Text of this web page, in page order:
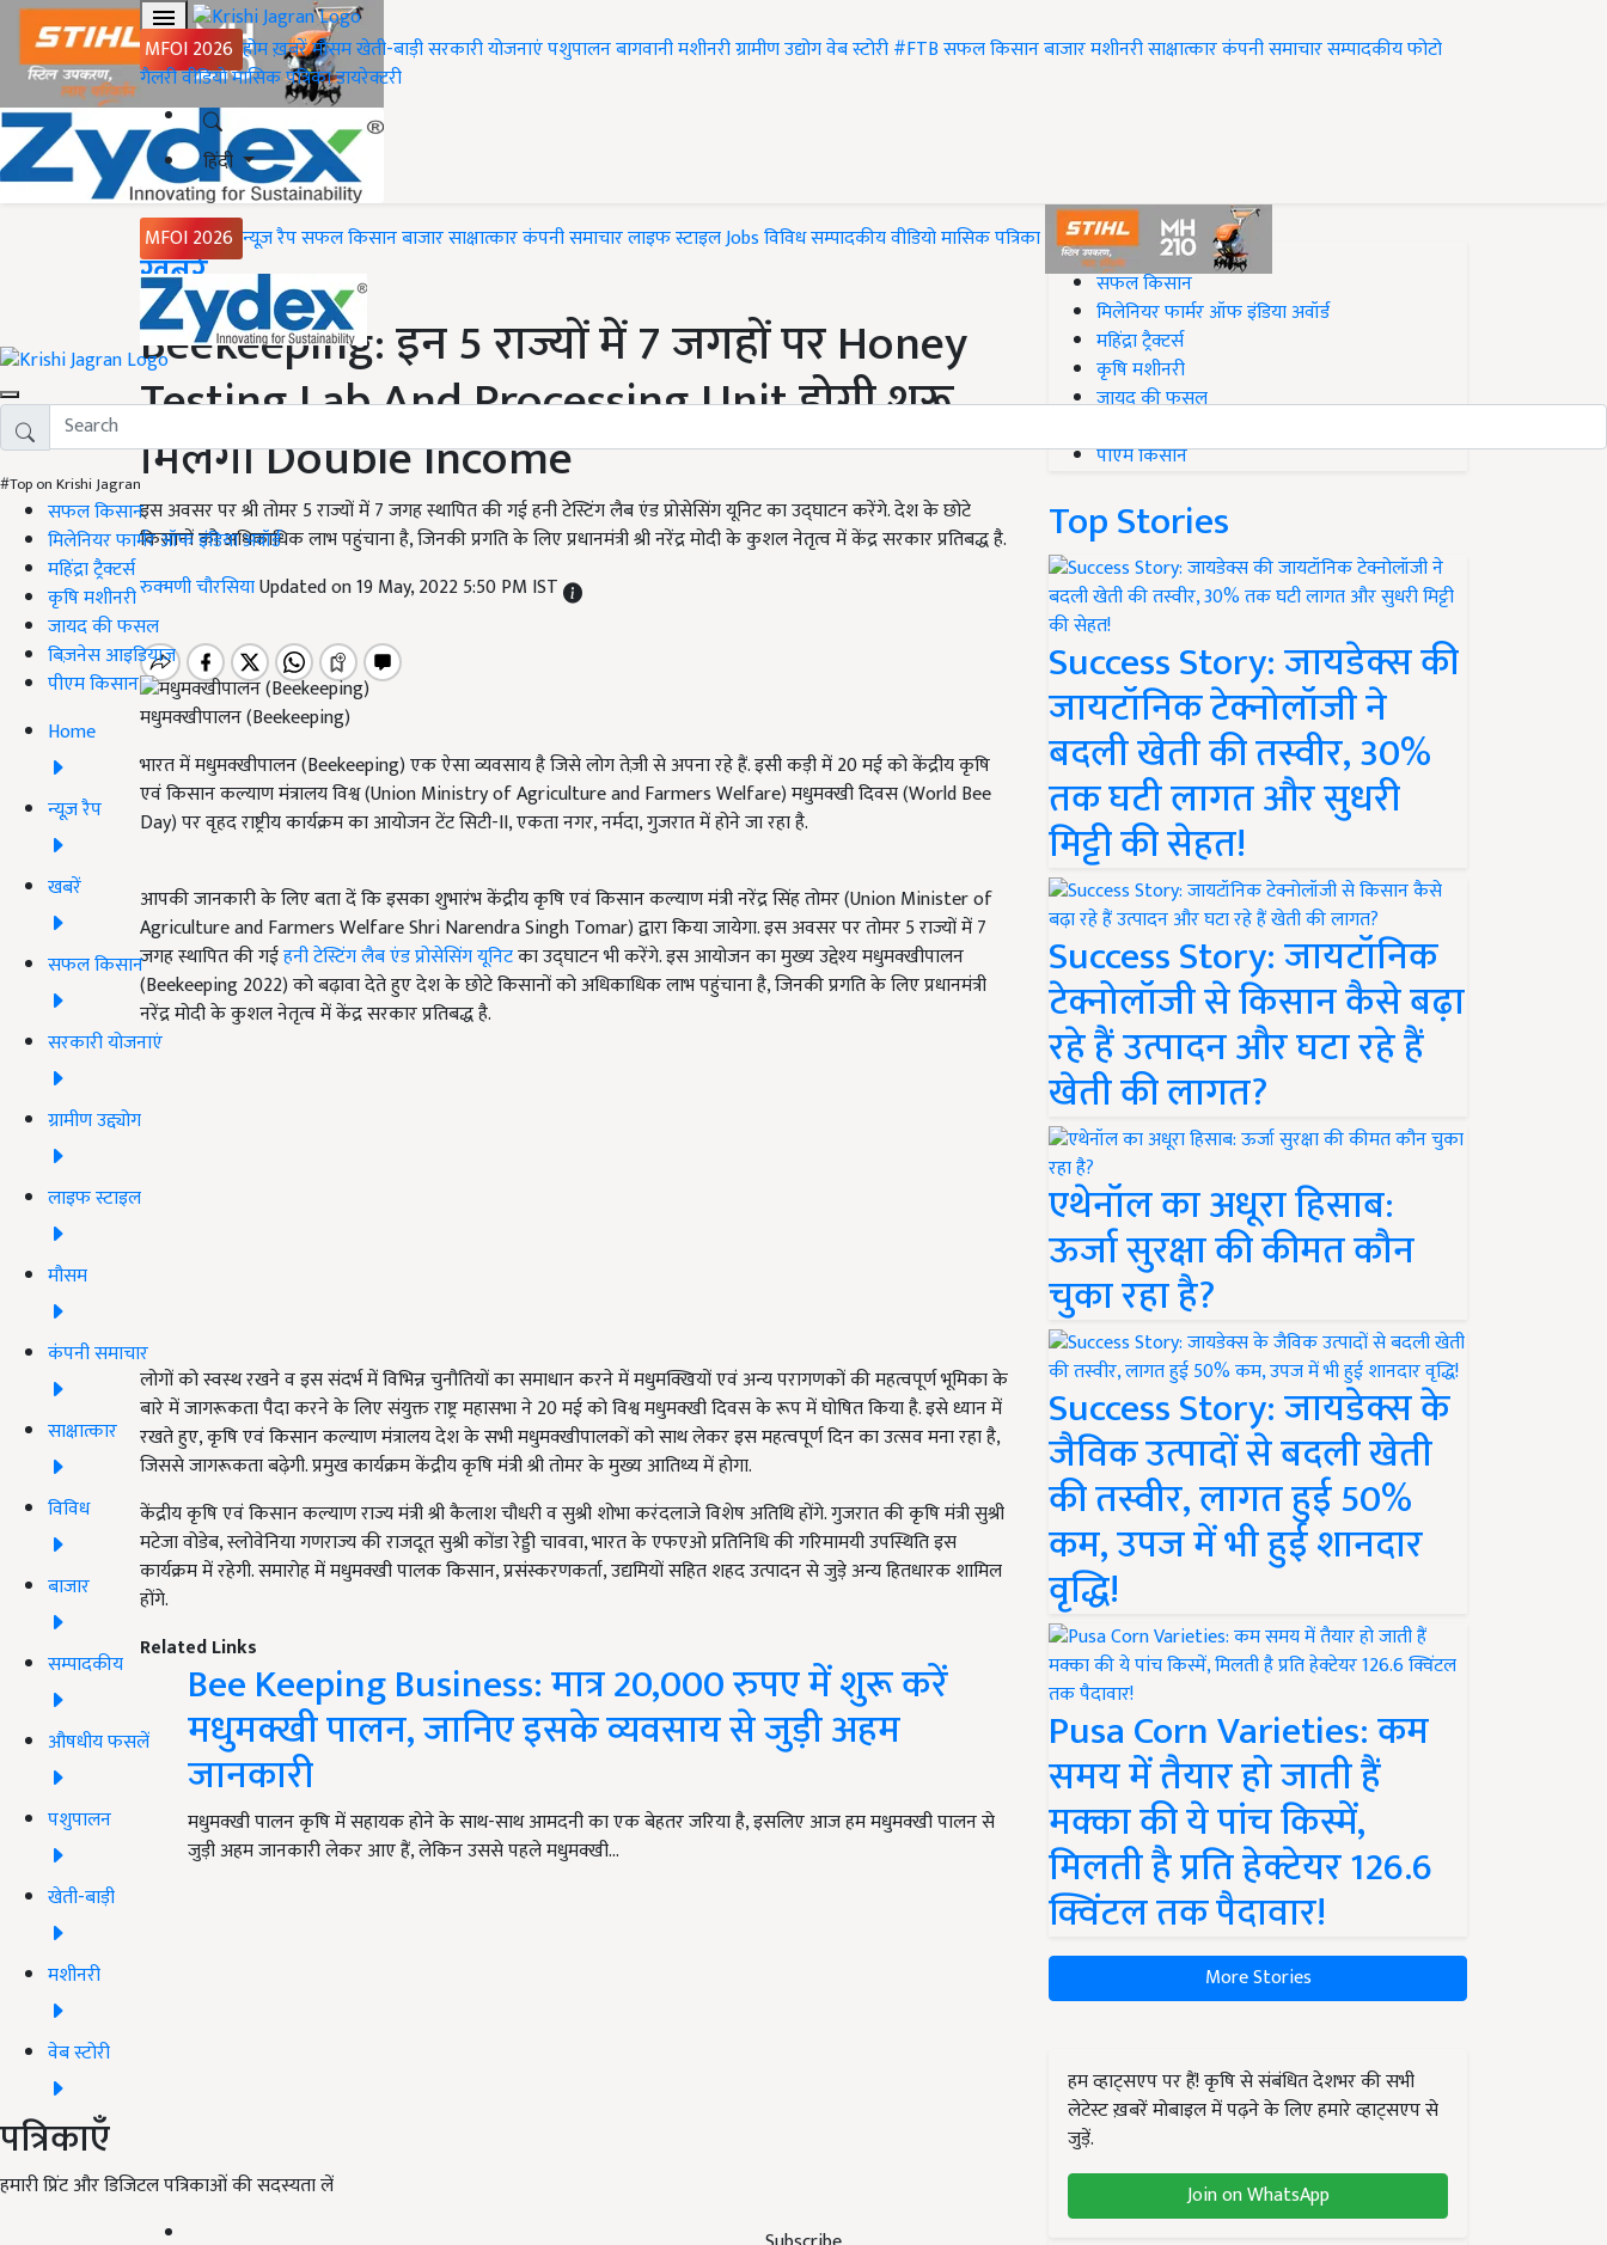
MFOI 2026 होमख़बरेंमौसमखेती-बाड़ीसरकारी योजनाएंपशुपालनबागवानीमशीनरीग्रामीण उद्योगवेब स्टोरी#FTBसफल किसानबाजारमशीनरीसाक्षात्कारकंपनी समाचारसम्पादकीयफोटो
गैलरीवीडियोमासिक पत्रिकाडायरेक्टरी
हिंदी
MFOI 2026 न्यूज़ रैपसफल किसानबाजारसाक्षात्कारकंपनी समाचारलाइफ स्टाइलJobsविविधसम्पादकीयवीडियोमासिक पत्रिका
#Top on Krishi Jagran
सफल किसान
मिलेनियर फार्मर ऑफ इंडिया अवॉर्ड
महिंद्रा ट्रैक्टर्स
कृषि मशीनरी
जायद की फसल
बिज़नेस आइडियाज
पीएम किसान
Home
न्यूज़ रैप
खबरें
सफल किसान
सरकारी योजनाएं
ग्रामीण उद्द्योग
लाइफ स्टाइल
मौसम
कंपनी समाचार
साक्षात्कार
विविध
बाजार
सम्पादकीय
औषधीय फसलें
पशुपालन
खेती-बाड़ी
मशीनरी
वेब स्टोरी
पत्रिकाएँ
हमारी प्रिंट और डिजिटल पत्रिकाओं की सदस्यता लें
Home
ख़बरें
Beekeeping: इन 5 राज्यों में 7 जगहों पर Honey
Testing Lab And Processing Unit होगी शुरू,
मिलेगी Double Income
इस अवसर पर श्री तोमर 5 राज्यों में 7 जगह स्थापित की गई हनी टेस्टिंग लैब एंड प्रोसेसिंग यूनिट का उद्घाटन करेंगे. देश के छोटे
किसानों को अधिकाधिक लाभ पहुंचाना है, जिनकी प्रगति के लिए प्रधानमंत्री श्री नरेंद्र मोदी के कुशल नेतृत्व में केंद्र सरकार प्रतिबद्ध है.
रुक्मणी चौरसियाUpdated on 19 May, 2022 5:50 PM IST
मधुमक्खीपालन (Beekeeping)
भारत में मधुमक्खीपालन (Beekeeping) एक ऐसा व्यवसाय है जिसे लोग तेज़ी से अपना रहे हैं. इसी कड़ी में 20 मई को केंद्रीय कृषि
एवं किसान कल्याण मंत्रालय विश्व (Union Ministry of Agriculture and Farmers Welfare) मधुमक्खी दिवस (World Bee
Day) पर वृहद राष्ट्रीय कार्यक्रम का आयोजन टेंट सिटी-II, एकता नगर, नर्मदा, गुजरात में होने जा रहा है.
आपकी जानकारी के लिए बता दें कि इसका शुभारंभ केंद्रीय कृषि एवं किसान कल्याण मंत्री नरेंद्र सिंह तोमर (Union Minister of
Agriculture and Farmers Welfare Shri Narendra Singh Tomar) द्वारा किया जायेगा. इस अवसर पर तोमर 5 राज्यों में 7
जगह स्थापित की गईहनी टेस्टिंग लैब एंड प्रोसेसिंग यूनिटका उद्घाटन भी करेंगे. इस आयोजन का मुख्य उद्देश्य मधुमक्खीपालन
(Beekeeping 2022) को बढ़ावा देते हुए देश के छोटे किसानों को अधिकाधिक लाभ पहुंचाना है, जिनकी प्रगति के लिए प्रधानमंत्री
नरेंद्र मोदी के कुशल नेतृत्व में केंद्र सरकार प्रतिबद्ध है.
लोगों को स्वस्थ रखने व इस संदर्भ में विभिन्न चुनौतियों का समाधान करने में मधुमक्खियों एवं अन्य परागणकों की महत्वपूर्ण भूमिका के
बारे में जागरूकता पैदा करने के लिए संयुक्त राष्ट्र महासभा ने 20 मई को विश्व मधुमक्खी दिवस के रूप में घोषित किया है. इसे ध्यान में
रखते हुए, कृषि एवं किसान कल्याण मंत्रालय देश के सभी मधुमक्खीपालकों को साथ लेकर इस महत्वपूर्ण दिन का उत्सव मना रहा है,
जिससे जागरूकता बढ़ेगी. प्रमुख कार्यक्रम केंद्रीय कृषि मंत्री श्री तोमर के मुख्य आतिथ्य में होगा.
केंद्रीय कृषि एवं किसान कल्याण राज्य मंत्री श्री कैलाश चौधरी व सुश्री शोभा करंदलाजे विशेष अतिथि होंगे. गुजरात की कृषि मंत्री सुश्री
मटेजा वोडेब, स्लोवेनिया गणराज्य की राजदूत सुश्री कोंडा रेड्डी चाववा, भारत के एफएओ प्रतिनिधि की गरिमामयी उपस्थिति इस
कार्यक्रम में रहेगी. समारोह में मधुमक्खी पालक किसान, प्रसंस्करणकर्ता, उद्यमियों सहित शहद उत्पादन से जुड़े अन्य हितधारक शामिल
होंगे.
Related Links
Bee Keeping Business: मात्र 20,000 रुपए में शुरू करें
मधुमक्खी पालन, जानिए इसके व्यवसाय से जुड़ी अहम
जानकारी
मधुमक्खी पालन कृषि में सहायक होने के साथ-साथ आमदनी का एक बेहतर जरिया है, इसलिए आज हम मधुमक्खी पालन से
जुड़ी अहम जानकारी लेकर आए हैं, लेकिन उससे पहले मधुमक्खी…
#Top on Krishi Jagran
सफल किसान
मिलेनियर फार्मर ऑफ इंडिया अवॉर्ड
महिंद्रा ट्रैक्टर्स
कृषि मशीनरी
जायद की फसल
पीएम किसान
Top Stories
Success Story: जायडेक्स की
जायटॉनिक टेक्नोलॉजी ने
बदली खेती की तस्वीर, 30%
तक घटी लागत और सुधरी
मिट्टी की सेहत!
Success Story: जायटॉनिक
टेक्नोलॉजी से किसान कैसे बढ़ा
रहे हैं उत्पादन और घटा रहे हैं
खेती की लागत?
एथेनॉल का अधूरा हिसाब:
ऊर्जा सुरक्षा की कीमत कौन
चुका रहा है?
Success Story: जायडेक्स के
जैविक उत्पादों से बदली खेती
की तस्वीर, लागत हुई 50%
कम, उपज में भी हुई शानदार
वृद्धि!
Pusa Corn Varieties: कम
समय में तैयार हो जाती हैं
मक्का की ये पांच किस्में,
मिलती है प्रति हेक्टेयर 126.6
क्विंटल तक पैदावार!
More Stories
हम व्हाट्सएप पर हैं! कृषि से संबंधित देशभर की सभी
लेटेस्ट ख़बरें मोबाइल में पढ़ने के लिए हमारे व्हाट्सएप से
जुड़ें.
Join on WhatsApp